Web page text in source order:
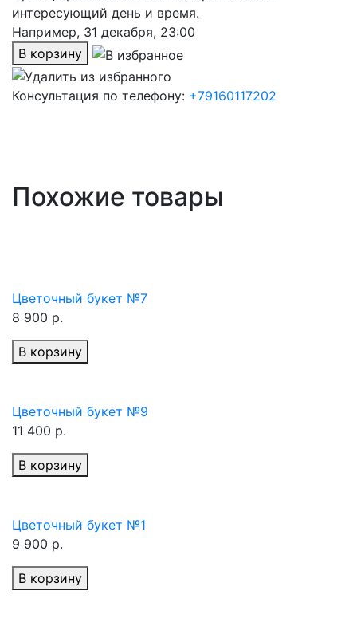
интересующий день и время.
Например, 31 декабря, 23:00
В корзину
Консультация по телефону: +79160117202
Похожие товары
Цветочный букет №7
8 900 р.
В корзину
Цветочный букет №9
11 400 р.
В корзину
Цветочный букет №1
9 900 р.
В корзину